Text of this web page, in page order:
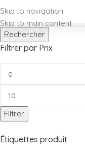
Skip to navigation
Skip to main content
Rechercher
Filtrer par Prix
Filtrer
Étiquettes produit